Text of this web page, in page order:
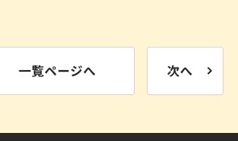
一覧ページへ 次へ